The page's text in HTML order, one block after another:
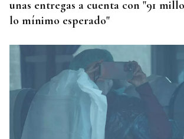
unas entregas a cuenta con "91
lo mínimo esperado"